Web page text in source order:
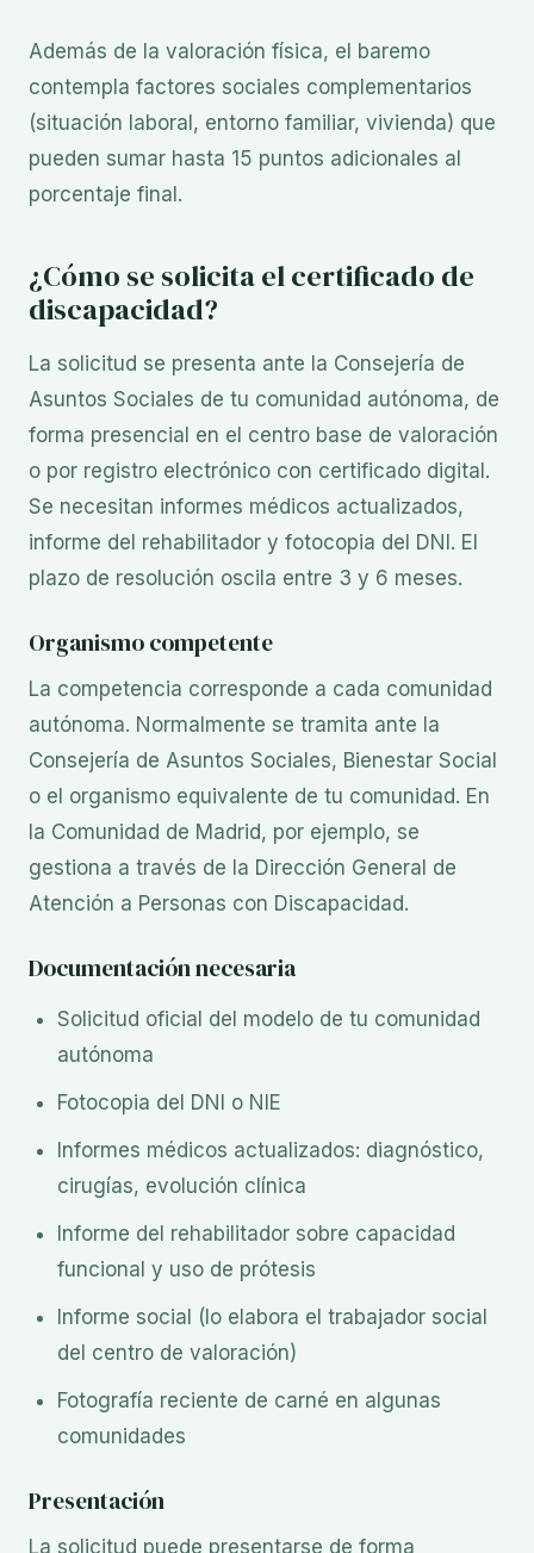
Además de la valoración física, el baremo
contempla factores sociales complementarios
(situación laboral, entorno familiar, vivienda) que
pueden sumar hasta 15 puntos adicionales al
porcentaje final.
¿Cómo se solicita el certificado de
discapacidad?
La solicitud se presenta ante la Consejería de
Asuntos Sociales de tu comunidad autónoma, de
forma presencial en el centro base de valoración
o por registro electrónico con certificado digital.
Se necesitan informes médicos actualizados,
informe del rehabilitador y fotocopia del DNI. El
plazo de resolución oscila entre 3 y 6 meses.
Organismo competente
La competencia corresponde a cada comunidad
autónoma. Normalmente se tramita ante la
Consejería de Asuntos Sociales, Bienestar Social
o el organismo equivalente de tu comunidad. En
la Comunidad de Madrid, por ejemplo, se
gestiona a través de la Dirección General de
Atención a Personas con Discapacidad.
Documentación necesaria
Solicitud oficial del modelo de tu comunidad
autónoma
Fotocopia del DNI o NIE
Informes médicos actualizados: diagnóstico,
cirugías, evolución clínica
Informe del rehabilitador sobre capacidad
funcional y uso de prótesis
Informe social (lo elabora el trabajador social
del centro de valoración)
Fotografía reciente de carné en algunas
comunidades
Presentación
La solicitud puede presentarse de forma